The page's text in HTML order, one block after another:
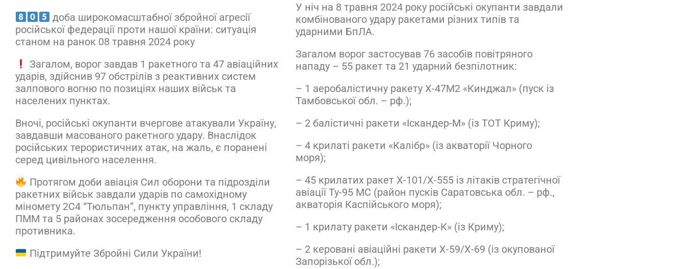
доба широкомасштабної збройної агресії
російської федерації проти нашої країни: ситуація
станом на ранок 08 травня 2024 року
Загалом, ворог завдав 1 ракетного та 47 авіаційних
ударів, здійснив 97 обстрілів з реактивних систем
залпового вогню по позиціях наших військ та
населених пунктах.
Вночі, російські окупанти вчергове атакували Україну,
завдавши масованого ракетного удару. Внаслідок
російських терористичних атак, на жаль, є поранені
серед цивільного населення.
Протягом доби авіація Сил оборони та підрозділи
ракетних військ завдали ударів по самохідному
міномету 2С4 “Тюльпан”, пункту управління, 1 складу
ПММ та 5 районах зосередження особового складу
противника.
Підтримуйте Збройні Сили України!
У ніч на 8 травня 2024 року російські окупанти завдали
комбінованого удару ракетами різних типів та
ударними БпЛА.
Загалом ворог застосував 76 засобів повітряного
нападу – 55 ракет та 21 ударний безпілотник:
– 1 аеробалістичну ракету Х-47М2 «Кинджал» (пуск із
Тамбовської обл. – рф.);
– 2 балістичні ракети «Іскандер-М» (із ТОТ Криму);
– 4 крилаті ракети «Калібр» (із акваторії Чорного
моря);
– 45 крилатих ракет Х-101/Х-555 із літаків стратегічної
авіації Ту-95 МС (район пусків Саратовська обл. – рф.,
акваторія Каспійського моря);
– 1 крилату ракети «Іскандер-К» (із Криму);
– 2 керовані авіаційні ракети Х-59/Х-69 (із окупованої
Запорізької обл.);